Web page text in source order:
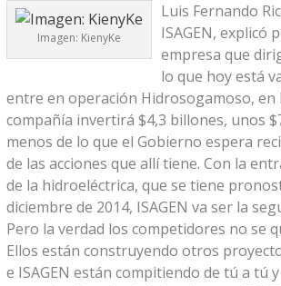
Imagen: KienyKe
Luis Fernando
ISAGEN, explicó
empresa que
lo que hoy está
entre en operación Hidrosogamoso, en
compañía invertirá $4,3 billones, unos
menos de lo que el Gobierno espera
de las acciones que allí tiene. Con la
de la hidroeléctrica, que se tiene
diciembre de 2014, ISAGEN va ser la
Pero la verdad los competidores no se
Ellos están construyendo otros
e ISAGEN están compitiendo de tú a tú